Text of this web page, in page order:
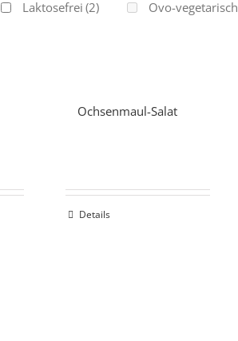
Laktosefrei (2) Ovo-vegetarisch
Ochsenmaul-Salat
Details